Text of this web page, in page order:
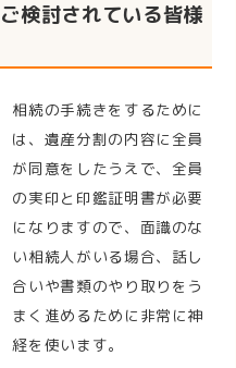
検討されている皆様
相続の手続きをするために
は、遺産分割の内容に全員
が同意をしたうえで、全員
の実印と印鑑証明書が必要
になりますので、面識のな
い相続人がいる場合、話し
合いや書類のやり取りをう
まく進めるために非常に神
経を使います。